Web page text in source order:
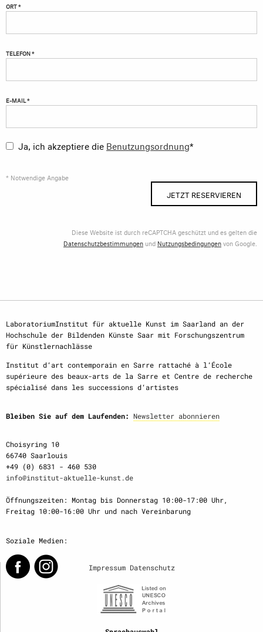
ORT *
TELEFON *
E-MAIL *
Ja, ich akzeptiere die Benutzungsordnung*
* Notwendige Angabe
JETZT RESERVIEREN
Diese Website ist durch reCAPTCHA geschützt und es gelten die
Datenschutzbestimmungen und Nutzungsbedingungenvon Google.
LaboratoriumInstitut für aktuelle Kunst im Saarland an der
Hochschule der Bildenden Künste Saar mit Forschungszentrum
für Künstlernachlässe
Institut d‘art contemporain en Sarre rattaché à l‘École
supérieure des beaux-arts de la Sarre et Centre de recherche
spécialisé dans les successions d‘artistes
Bleiben Sie auf dem Laufenden: Newsletter abonnieren
Choisyring 10
66740 Saarlouis
+49 (0) 6831 - 460 530
info@institut-aktuelle-kunst.de
Öffnungszeiten: Montag bis Donnerstag 10:00-17:00 Uhr,
Freitag 10:00-16:00 Uhr und nach Vereinbarung
Soziale Medien:
Impressum Datenschutz